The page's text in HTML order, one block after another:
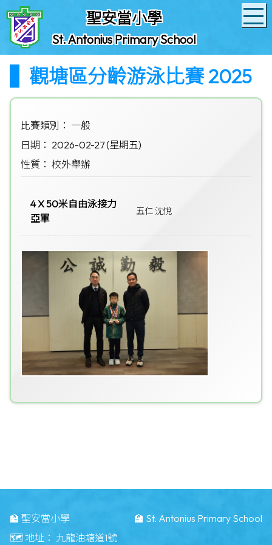
聖安當小學
St. Antonius Primary School
觀塘區分齡游泳比賽 2025
比賽類別： 一般
日期： 2026-02-27 (星期五)
性質： 校外舉辦
4 X 50米自由泳接力
亞軍
五仁 沈悅
🏫 聖安當小學
🏫 St. Antonius Primary School
🗺️ 地址： 九龍油塘道1號